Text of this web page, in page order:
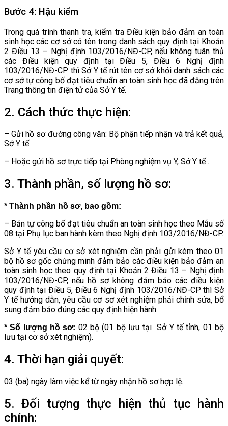
Bước 4: Hậu kiểm
Trong quá trình thanh tra, kiểm tra Điều kiện bảo đảm an toàn
sinh học các cơ sở có tên trong danh sách quy định tại Khoản
2 Điều 13 – Nghị định 103/2016/NĐ-CP, nếu không tuân thủ
các Điều kiện quy định tại Điều 5, Điều 6 Nghị định
103/2016/NĐ-CP thì Sở Y tế rút tên cơ sở khỏi danh sách các
cơ sở tự công bố đạt tiêu chuẩn an toàn sinh học đã đăng trên
Trang thông tin điện tử của Sở Y tế.
2. Cách thức thực hiện:
– Gửi hồ sơ đường công văn: Bộ phận tiếp nhận và trả kết quả,
Sở Y tế.
– Hoặc gửi hồ sơ trực tiếp tại Phòng nghiệm vụ Y, Sở Y tế .
3. Thành phần, số lượng hồ sơ:
* Thành phần hồ sơ, bao gồm:
– Bản tự công bố đạt tiêu chuẩn an toàn sinh học theo Mẫu số
08 tại Phụ lục ban hành kèm theo Nghị định 103/2016/NĐ-CP.
Sở Y tế yêu cầu cơ sở xét nghiệm cần phải gửi kèm theo 01
bộ hồ sơ gốc chứng minh đảm bảo các điều kiện bảo đảm an
toàn sinh học theo quy định tại Khoản 2 Điều 13 – Nghị định
103/2016/NĐ-CP, nếu hồ sơ không đảm bảo các điều kiện
quy định tại Điều 5, Điều 6 Nghị định 103/2016/NĐ-CP thì Sở
Y tế hướng dẫn, yêu cầu cơ sơ xét nghiệm phải chỉnh sửa, bổ
sung đảm bảo đúng các quy định hiện hành.
* Số lượng hồ sơ: 02 bộ (01 bộ lưu tại Sở Y tế tỉnh, 01 bộ
lưu tại cơ sở xét nghiệm).
4. Thời hạn giải quyết:
03 (ba) ngày làm việc kể từ ngày nhận hồ sơ hợp lệ.
5. Đối tượng thực hiện thủ tục hành
chính: